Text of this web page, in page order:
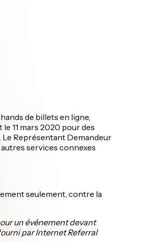
de billets en ligne,
11 mars 2020 pour des
Le Représentant Demandeur
services connexes
seulement, contre la
un événement devant
par Internet Referral